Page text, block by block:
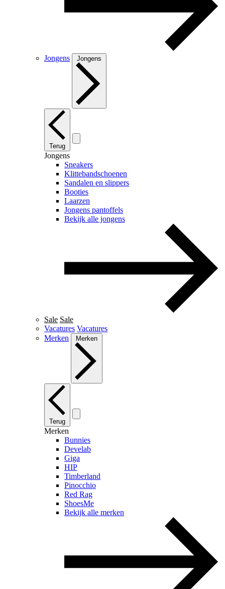
Jongens Jongens
Terug
Jongens
Sneakers
Klittebandschoenen
Sandalen en slippers
Booties
Laarzen
Jongens pantoffels
Bekijk alle jongens
Sale Sale
Vacatures Vacatures
Merken
Merken
Terug
Merken
Bunnies
Develab
Giga
HIP
Timberland
Pinocchio
Red Rag
ShoesMe
Bekijk alle merken